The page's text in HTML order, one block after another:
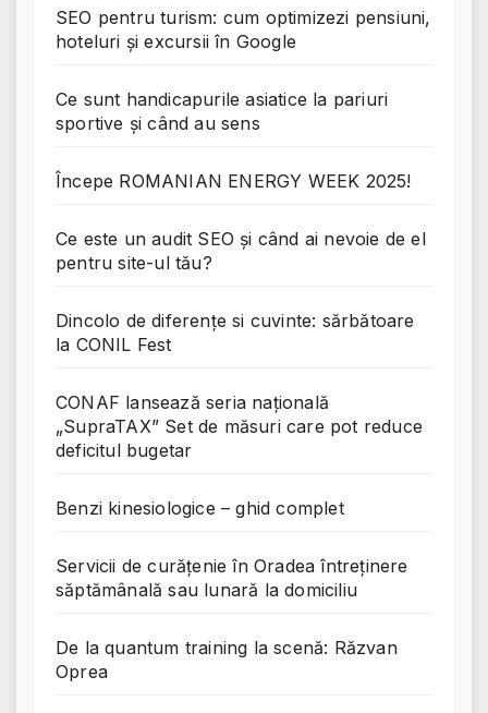
SEO pentru turism: cum optimizezi pensiuni,
hoteluri și excursii în Google
Ce sunt handicapurile asiatice la pariuri
sportive și când au sens
Începe ROMANIAN ENERGY WEEK 2025!
Ce este un audit SEO și când ai nevoie de el
pentru site-ul tău?
Dincolo de diferențe si cuvinte: sărbătoare
la CONIL Fest
CONAF lansează seria națională
„SupraTAX” Set de măsuri care pot reduce
deficitul bugetar
Benzi kinesiologice – ghid complet
Servicii de curățenie în Oradea întreținere
săptămânală sau lunară la domiciliu
De la quantum training la scenă: Răzvan
Oprea